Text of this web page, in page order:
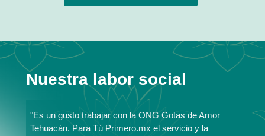
Nuestra labor social
"Es un gusto trabajar con la ONG Gotas de Amor
Tehuacán. Para Tú Primero.mx el servicio y la